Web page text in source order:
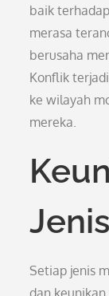
baik
merasa
berusaha
Konflik
ke wilayah
mereka.
Setiap jenis
dan